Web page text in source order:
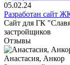
05.02.24
Разработан сайт
Сайт для ГК
застройщиков
Отзывы
Анастасия, Анкор